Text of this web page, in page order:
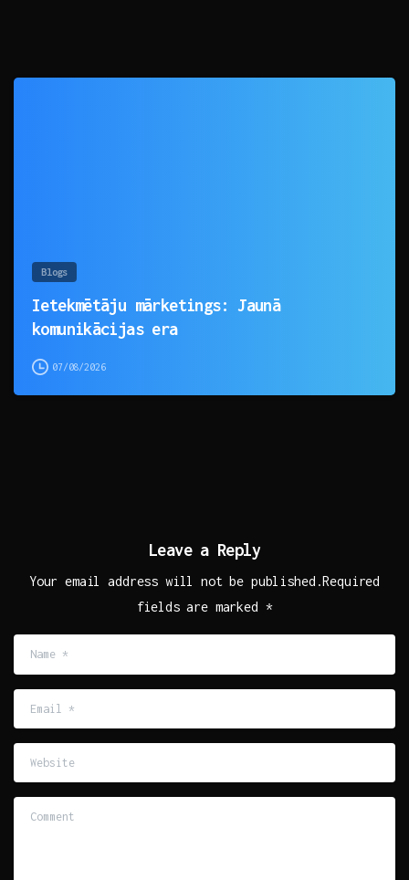
Blogs
Ietekmētāju mārketings: Jaunā
komunikācijas era
07/08/2026
Leave a Reply
Your email address will not be published.Required
fields are marked *
*
Website